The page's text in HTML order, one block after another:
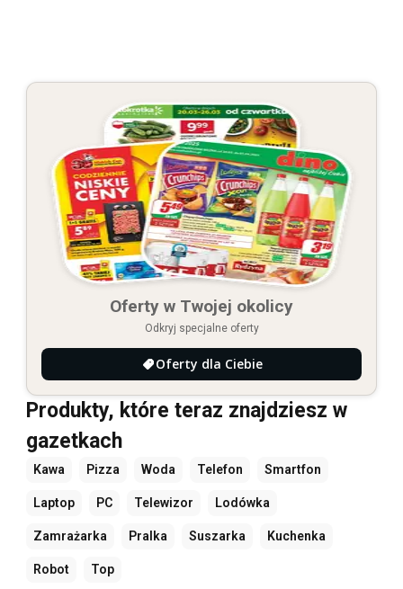
Oferty w Twojej okolicy
Odkryj specjalne oferty
Oferty dla Ciebie
Produkty, które teraz znajdziesz w
gazetkach
Kawa Pizza Woda Telefon Smartfon
Laptop PC Telewizor Lodówka
Zamrażarka Pralka Suszarka Kuchenka
Robot Top